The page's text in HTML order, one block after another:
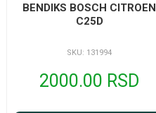
BENDIKS BOSCH CITROEN
C25D
SKU: 131994
2000.00 RSD